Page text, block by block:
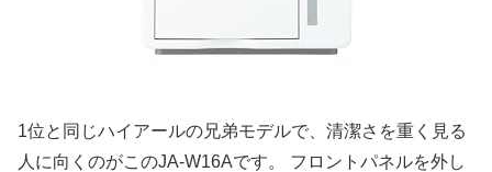
1位と同じハイアールの兄弟モデルで、清潔さを重く見る
人に向くのがこのJA-W16Aです。 フロントパネルを外し